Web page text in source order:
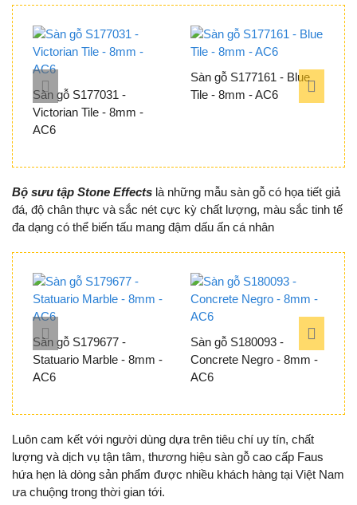
Sàn gỗ S177031 -
Victorian Tile - 8mm -
AC6
Sàn gỗ S177161 - Blue
Tile - 8mm - AC6
Bộ sưu tập Stone Effects là những mẫu sàn gỗ có họa tiết giả
đá, độ chân thực và sắc nét cực kỳ chất lượng, màu sắc tinh tế
đa dạng có thể biến tấu mang đậm dấu ấn cá nhân
Sàn gỗ S179677 -
Statuario Marble - 8mm -
AC6
Sàn gỗ S180093 -
Concrete Negro - 8mm -
AC6
Luôn cam kết với người dùng dựa trên tiêu chí uy tín, chất
lượng và dịch vụ tận tâm, thương hiệu sàn gỗ cao cấp Faus
hứa hẹn là dòng sản phẩm được nhiều khách hàng tại Việt Nam
ưa chuộng trong thời gian tới.